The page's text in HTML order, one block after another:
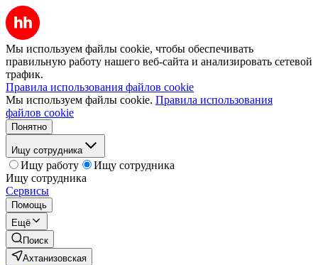
Мы используем файлы cookie, чтобы обеспечивать
правильную работу нашего веб-сайта и анализировать сетевой
трафик.
Правила использования файлов cookie
Мы используем файлы cookie. Правила использования
файлов cookie
Понятно
Ищу сотрудника
Ищу работу
Ищу сотрудника
Ищу сотрудника
Сервисы
Помощь
Ещё
Поиск
Ахтанизовская